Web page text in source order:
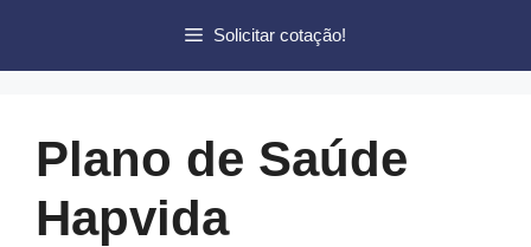
o
Solicitar cotação!
Plano de Saúde
Hapvida